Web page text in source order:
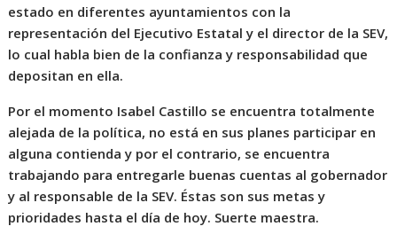
estado en diferentes ayuntamientos con la
representación del Ejecutivo Estatal y el director de la SEV,
lo cual habla bien de la confianza y responsabilidad que
depositan en ella.
Por el momento Isabel Castillo se encuentra totalmente
alejada de la política, no está en sus planes participar en
alguna contienda y por el contrario, se encuentra
trabajando para entregarle buenas cuentas al gobernador
y al responsable de la SEV. Éstas son sus metas y
prioridades hasta el día de hoy. Suerte maestra.